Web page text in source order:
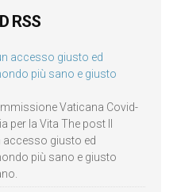
RSS
accesso giusto ed
più sano e giusto
Vaticana Covid-
per la Vita The post Il
accesso giusto ed
più sano e giusto